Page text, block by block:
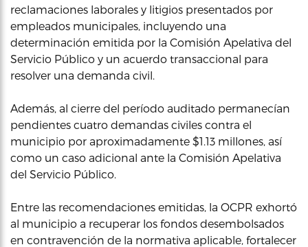
reclamaciones laborales y litigios presentados por
empleados municipales, incluyendo una
determinación emitida por la Comisión Apelativa del
Servicio Público y un acuerdo transaccional para
resolver una demanda civil.
Además, al cierre del período auditado permanecían
pendientes cuatro demandas civiles contra el
municipio por aproximadamente $1.13 millones, así
como un caso adicional ante la Comisión Apelativa
del Servicio Público.
Entre las recomendaciones emitidas, la OCPR exhortó
al municipio a recuperar los fondos desembolsados
en contravención de la normativa aplicable, fortalecer